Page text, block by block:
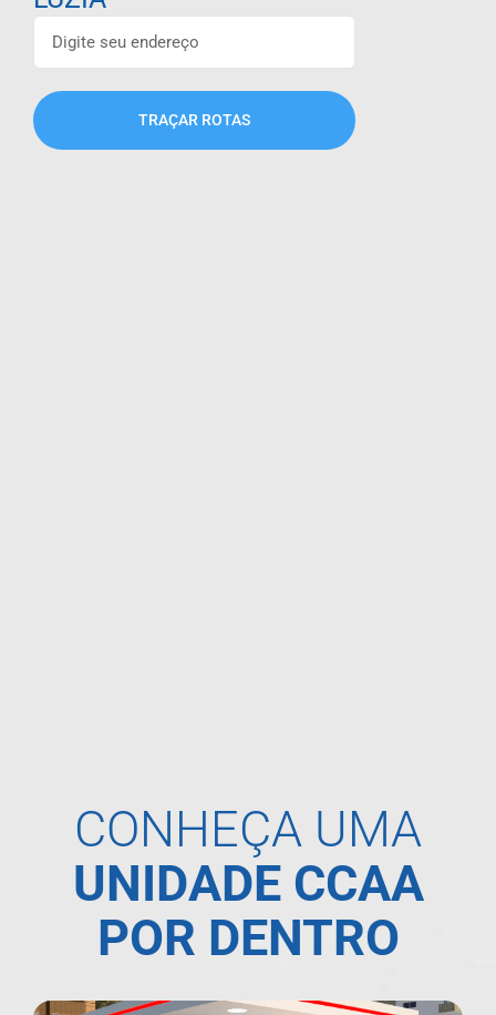
TRAÇAR ROTAS
CONHEÇA UMA
UNIDADE CCAA
POR DENTRO